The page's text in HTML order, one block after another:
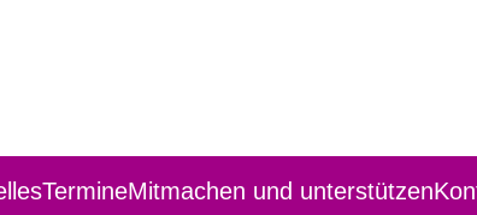
TermineMitmachen und unterstützen